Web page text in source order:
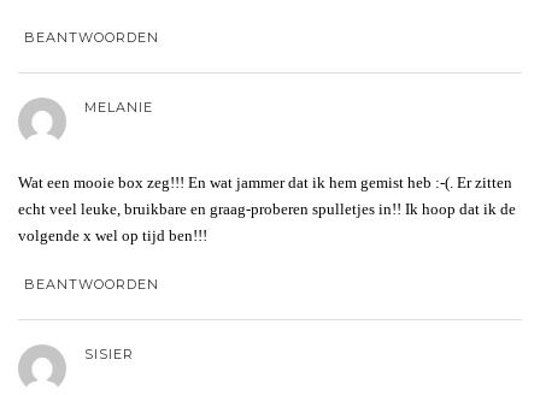
BEANTWOORDEN
MELANIE
Wat een mooie box zeg!!! En wat jammer dat ik hem gemist heb :-(. Er zitten
echt veel leuke, bruikbare en graag-proberen spulletjes in!! Ik hoop dat ik de
volgende x wel op tijd ben!!!
BEANTWOORDEN
SISIER